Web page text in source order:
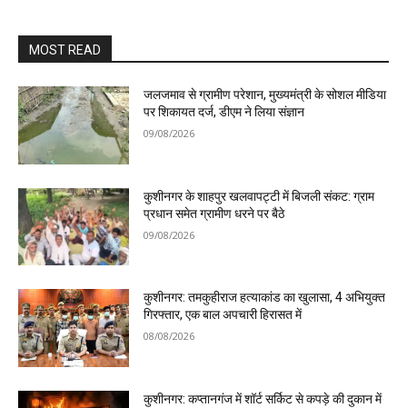
MOST READ
जलजमाव से ग्रामीण परेशान, मुख्यमंत्री के सोशल मीडिया
पर शिकायत दर्ज, डीएम ने लिया संज्ञान
09/08/2026
कुशीनगर के शाहपुर खलवापट्टी में बिजली संकट: ग्राम
प्रधान समेत ग्रामीण धरने पर बैठे
09/08/2026
कुशीनगर: तमकुहीराज हत्याकांड का खुलासा, 4 अभियुक्त
गिरफ्तार, एक बाल अपचारी हिरासत में
08/08/2026
कुशीनगर: कप्तानगंज में शॉर्ट सर्किट से कपड़े की दुकान में